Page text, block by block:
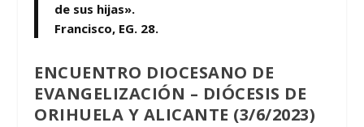
de sus hijas».
Francisco, EG. 28.
ENCUENTRO DIOCESANO DE
EVANGELIZACIÓN – DIÓCESIS DE
ORIHUELA Y ALICANTE (3/6/2023)